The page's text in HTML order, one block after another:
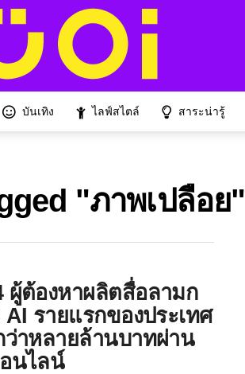
บันเทิง ไลฟ์สไตล์ สาระน่ารู้
"ภาพเปลือย"
ต้องหาผลิตสื่อลามก
รายแรกของประเทศ
ว่าหลายล้านบาทผ่าน
นไลน์